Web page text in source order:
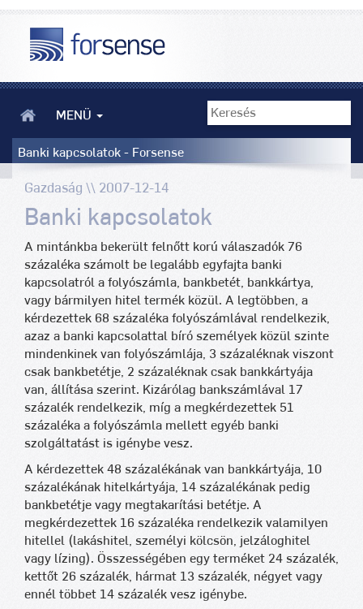
MENÜ
Banki kapcsolatok - Forsense
Gazdaság \\ 2007-12-14
Banki kapcsolatok
A mintánkba bekerült felnőtt korú válaszadók 76
százaléka számolt be legalább egyfajta banki
kapcsolatról a folyószámla, bankbetét, bankkártya,
vagy bármilyen hitel termék közül. A legtöbben, a
kérdezettek 68 százaléka folyószámlával rendelkezik,
azaz a banki kapcsolattal bíró személyek közül szinte
mindenkinek van folyószámlája, 3 százaléknak viszont
csak bankbetétje, 2 százaléknak csak bankkártyája
van, állítása szerint. Kizárólag bankszámlával 17
százalék rendelkezik, míg a megkérdezettek 51
százaléka a folyószámla mellett egyéb banki
szolgáltatást is igénybe vesz.
A kérdezettek 48 százalékának van bankkártyája, 10
százalékának hitelkártyája, 14 százalékának pedig
bankbetétje vagy megtakarítási betétje. A
megkérdezettek 16 százaléka rendelkezik valamilyen
hitellel (lakáshitel, személyi kölcsön, jelzáloghitel
vagy lízing). Összességében egy terméket 24 százalék,
kettőt 26 százalék, hármat 13 százalék, négyet vagy
ennél többet 14 százalék vesz igénybe.